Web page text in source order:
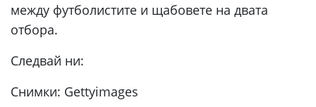
между футболистите и щабовете на двата
отбора.
Следвай ни:
Снимки: Gettyimages